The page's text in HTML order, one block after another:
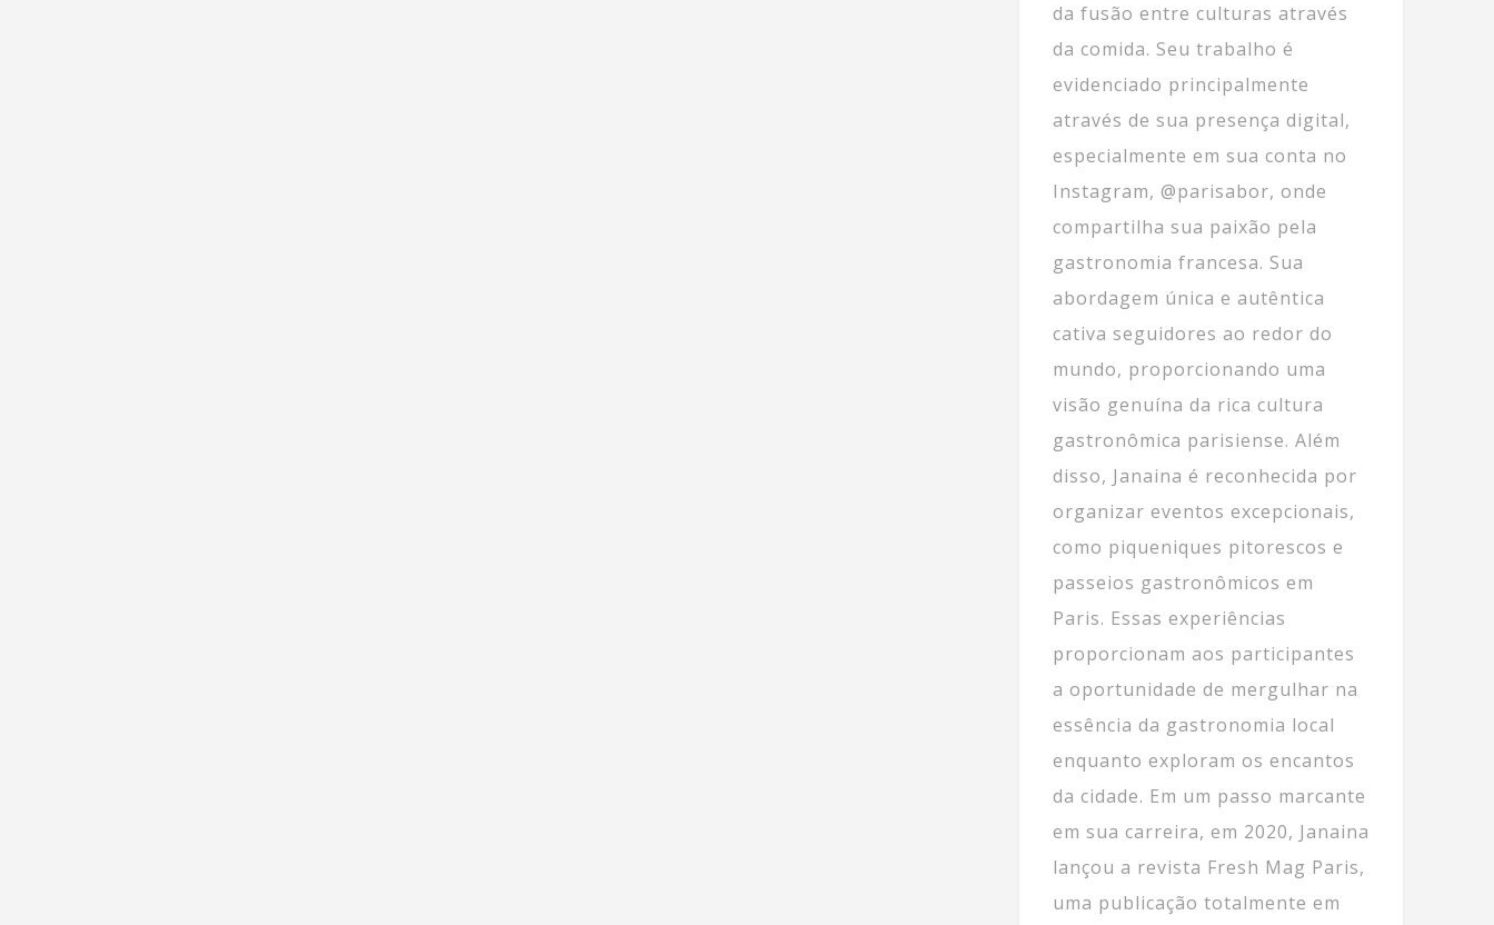
da fusão entre culturas através
da comida. Seu trabalho é
evidenciado principalmente
através de sua presença digital,
especialmente em sua conta no
Instagram, @parisabor, onde
compartilha sua paixão pela
gastronomia francesa. Sua
abordagem única e autêntica
cativa seguidores ao redor do
mundo, proporcionando uma
visão genuína da rica cultura
gastronômica parisiense. Além
disso, Janaina é reconhecida por
organizar eventos excepcionais,
como piqueniques pitorescos e
passeios gastronômicos em
Paris. Essas experiências
proporcionam aos participantes
a oportunidade de mergulhar na
essência da gastronomia local
enquanto exploram os encantos
da cidade. Em um passo marcante
em sua carreira, em 2020, Janaina
lançou a revista Fresh Mag Paris,
uma publicação totalmente em